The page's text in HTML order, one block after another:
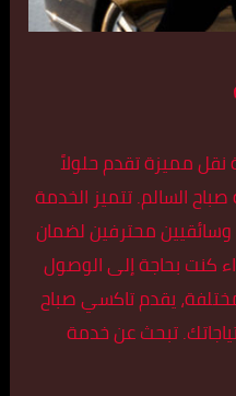
مميزة تقدم حلولاً
السالم. تتميز الخدمة
وسائقيين محترفين لضمان
كنت بحاجة إلى الوصول
يقدم تاكسي صباح
تبحث عن خدمة